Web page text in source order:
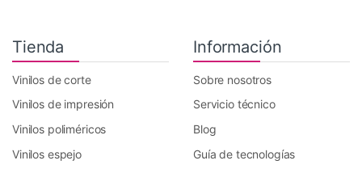
Tienda
Vinilos de corte
Vinilos de impresión
Vinilos poliméricos
Vinilos espejo
Información
Sobre nosotros
Servicio técnico
Blog
Guía de tecnologías